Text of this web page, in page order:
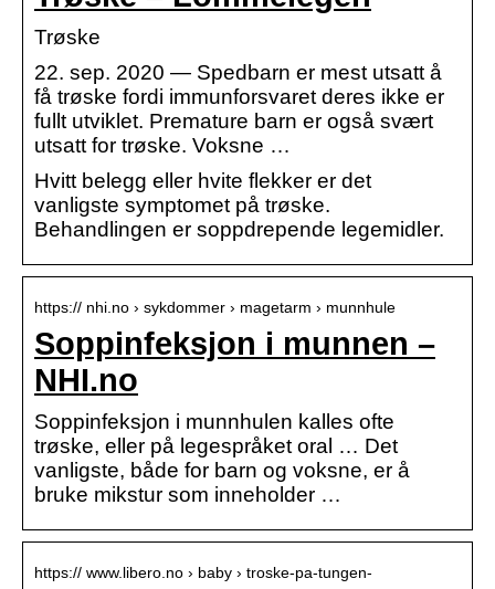
Trøske
22. sep. 2020 — Spedbarn er mest utsatt å
få trøske fordi immunforsvaret deres ikke er
fullt utviklet. Premature barn er også svært
utsatt for trøske. Voksne …
Hvitt belegg eller hvite flekker er det
vanligste symptomet på trøske.
Behandlingen er soppdrepende legemidler.
https:// nhi.no › sykdommer › magetarm › munnhule
Soppinfeksjon i munnen –
NHI.no
Soppinfeksjon i munnhulen kalles ofte
trøske, eller på legespråket oral … Det
vanligste, både for barn og voksne, er å
bruke mikstur som inneholder …
https:// www.libero.no › baby › troske-pa-tungen-